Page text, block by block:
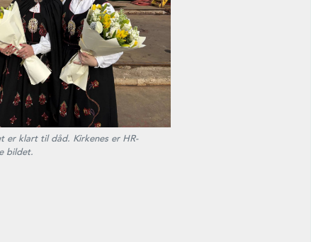
er klart til dåd. Kirkenes er HR-
bildet.